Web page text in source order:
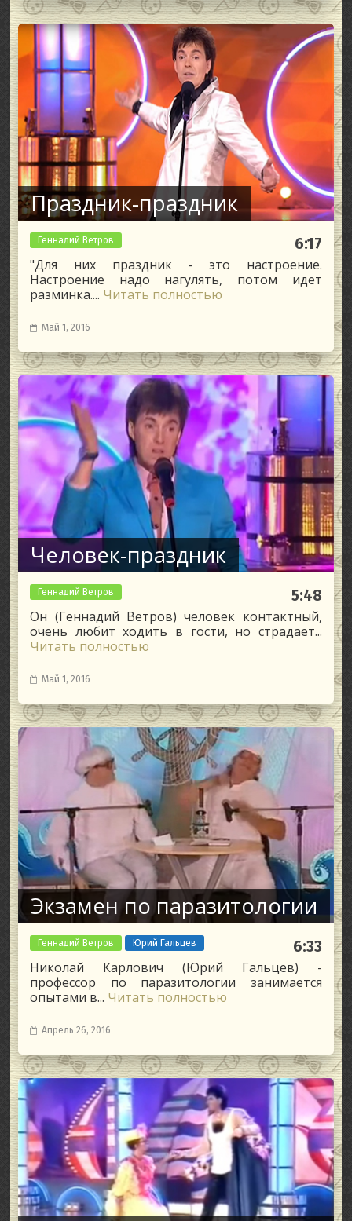
Праздник-праздник
Геннадий Ветров 6:17
"Для них праздник - это настроение.
Настроение надо нагулять, потом идет
разминка.... Читать полностью
Май 1, 2016
Человек-праздник
Геннадий Ветров 5:48
Он (Геннадий Ветров) человек контактный,
очень любит ходить в гости, но страдает...
Читать полностью
Май 1, 2016
Экзамен по паразитологии
Геннадий Ветров Юрий Гальцев 6:33
Николай Карлович (Юрий Гальцев) -
профессор по паразитологии занимается
опытами в... Читать полностью
Апрель 26, 2016